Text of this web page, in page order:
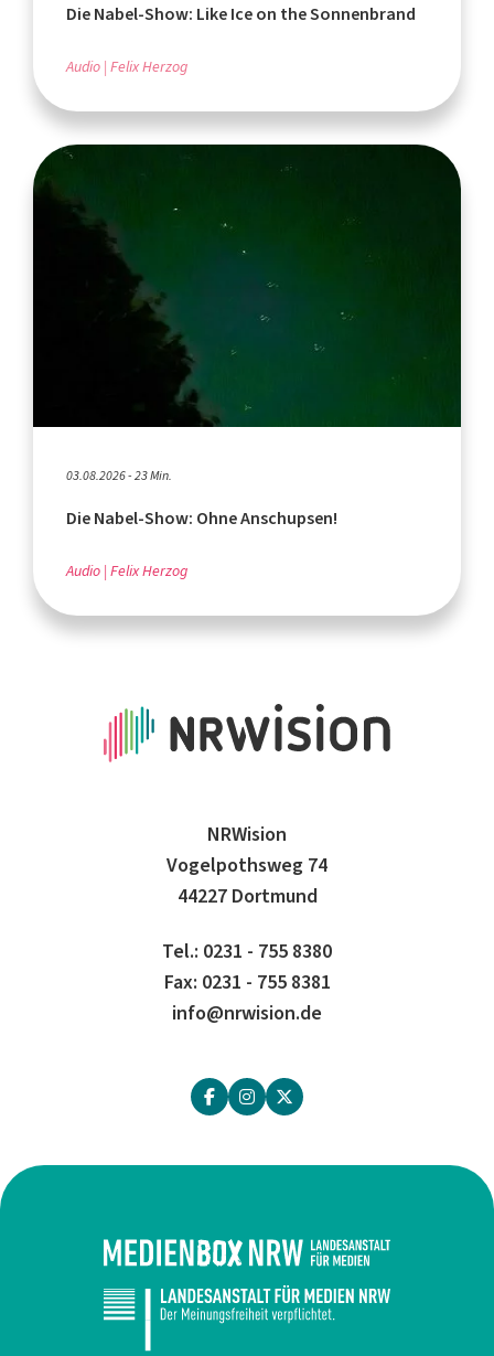
Die Nabel-Show: Like Ice on the Sonnenbrand
Audio Felix Herzog
03.08.2026 - 23 Min.
Die Nabel-Show: Ohne Anschupsen!
Audio Felix Herzog
NRWision
Vogelpothsweg 74
44227 Dortmund
Tel.: 0231 - 755 8380
Fax: 0231 - 755 8381
info@nrwision.de